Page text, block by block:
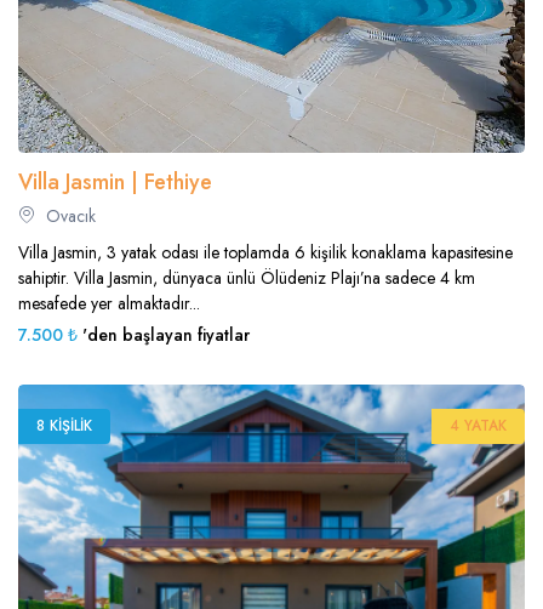
Villa Jasmin | Fethiye
Ovacık
Villa Jasmin, 3 yatak odası ile toplamda 6 kişilik konaklama kapasitesine
sahiptir. Villa Jasmin, dünyaca ünlü Ölüdeniz Plajı’na sadece 4 km
mesafede yer almaktadır...
7.500 ₺ 'den başlayan fiyatlar
8 KIŞILIK 4 YATAK